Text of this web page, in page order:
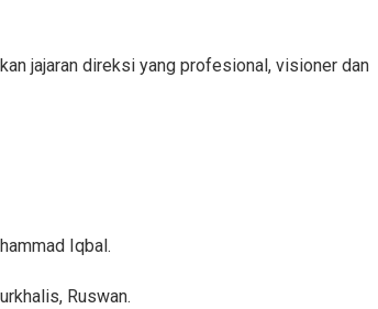
jajaran direksi yang profesional, visioner dan
Iqbal.
Ruswan.